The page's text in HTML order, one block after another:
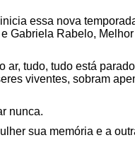
essa nova
Gabriela Rabelo,
ar, tudo, tudo está
viventes, sobram
nunca.
sua memória e a